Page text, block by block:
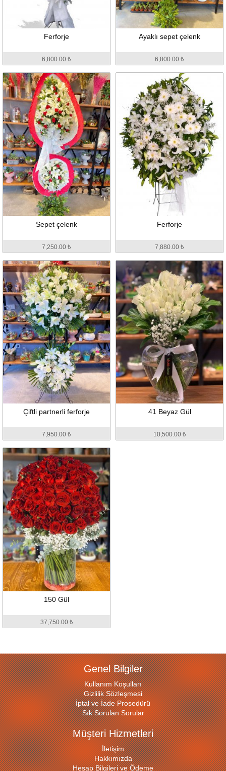
Ferforje
6,800.00 ₺
Ayaklı sepet çelenk
6,800.00 ₺
Sepet çelenk
7,250.00 ₺
Ferforje
7,880.00 ₺
Çiftli partnerli ferforje
7,950.00 ₺
41 Beyaz Gül
10,500.00 ₺
150 Gül
37,750.00 ₺
Genel Bilgiler
Kullanım Koşulları
Gizlilik Sözleşmesi
İptal ve İade Prosedürü
Sık Sorulan Sorular
Müşteri Hizmetleri
İletişim
Hakkımızda
Hesap Bilgileri ve Ödeme